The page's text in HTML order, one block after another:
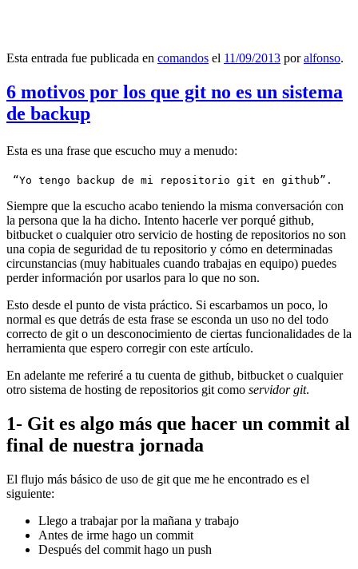
Esta entrada fue publicada en comandos el 11/09/2013 poralfonso.
6 motivos por los que git no es un sistema
de backup
Esta es una frase que escucho muy a menudo:
“Yo tengo backup de mi repositorio git en github”.
Siempre que la escucho acabo teniendo la misma conversación con
la persona que la ha dicho. Intento hacerle ver porqué github,
bitbucket o cualquier otro servicio de hosting de repositorios no son
una copia de seguridad de tu repositorio y cómo en determinadas
circunstancias (muy habituales cuando trabajas en equipo) puedes
perder información por usarlos para lo que no son.
Esto desde el punto de vista práctico. Si escarbamos un poco, lo
normal es que detrás de esta frase se esconda un uso no del todo
correcto de git o un desconocimiento de ciertas funcionalidades de la
herramienta que espero corregir con este artículo.
En adelante me referiré a tu cuenta de github, bitbucket o cualquier
otro sistema de hosting de repositorios git como servidor git.
1- Git es algo más que hacer un commit al
final de nuestra jornada
El flujo más básico de uso de git que me he encontrado es el
siguiente:
Llego a trabajar por la mañana y trabajo
Antes de irme hago un commit
Después del commit hago un push